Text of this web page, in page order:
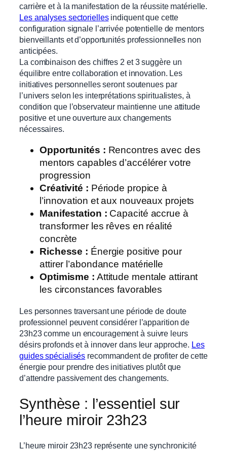
carrière et à la manifestation de la réussite matérielle.
Les analyses sectoriellesindiquent que cette
configuration signale l’arrivée potentielle de mentors
bienveillants et d’opportunités professionnelles non
anticipées.
La combinaison des chiffres 2 et 3 suggère un
équilibre entre collaboration et innovation. Les
initiatives personnelles seront soutenues par
l’univers selon les interprétations spiritualistes, à
condition que l’observateur maintienne une attitude
positive et une ouverture aux changements
nécessaires.
Opportunités : Rencontres avec des
mentors capables d’accélérer votre
progression
Créativité : Période propice à
l’innovation et aux nouveaux projets
Manifestation : Capacité accrue à
transformer les rêves en réalité
concrète
Richesse : Énergie positive pour
attirer l’abondance matérielle
Optimisme : Attitude mentale attirant
les circonstances favorables
Les personnes traversant une période de doute
professionnel peuvent considérer l’apparition de
23h23 comme un encouragement à suivre leurs
désirs profonds et à innover dans leur approche. Les
guides spécialisés recommandent de profiter de cette
énergie pour prendre des initiatives plutôt que
d’attendre passivement des changements.
Synthèse : l’essentiel sur
l’heure miroir 23h23
L’heure miroir 23h23 représente une synchronicité